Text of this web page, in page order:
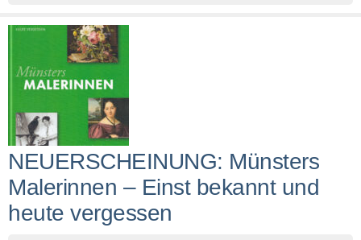
NEUERSCHEINUNG: Münsters
Malerinnen – Einst bekannt und
heute vergessen